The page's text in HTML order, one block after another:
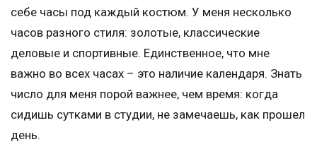
себе часы под каждый костюм. У меня несколько
часов разного стиля: золотые, классические
деловые и спортивные. Единственное, что мне
важно во всех часах – это наличие календаря. Знать
число для меня порой важнее, чем время: когда
сидишь сутками в студии, не замечаешь, как прошел
день.